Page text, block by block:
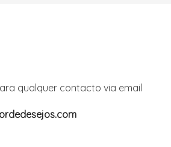
qualquer contacto via email